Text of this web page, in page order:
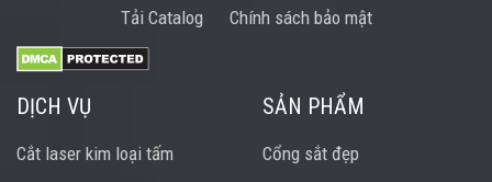
Tải Catalog Chính sách bảo mật
DỊCH VỤ
Cắt laser kim loại tấm
SẢN PHẨM
Cổng sắt đẹp